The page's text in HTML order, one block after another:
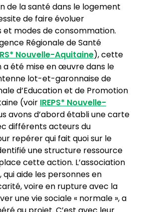
de la santé dans le logement
de faire évoluer
modes de consommation.
Régionale de Santé
Nouvelle-Aquitaine), cette
été mise en œuvre dans le
lot-et-garonnaise de
d’Education et de Promotion
(voir IREPS* Nouvelle-
avons d’abord établi une carte
différents acteurs du
repérer qui fait quoi sur le
une structure ressource
cette action. L’association
qui aide les personnes en
voire en rupture avec la
une vie sociale « normale », a